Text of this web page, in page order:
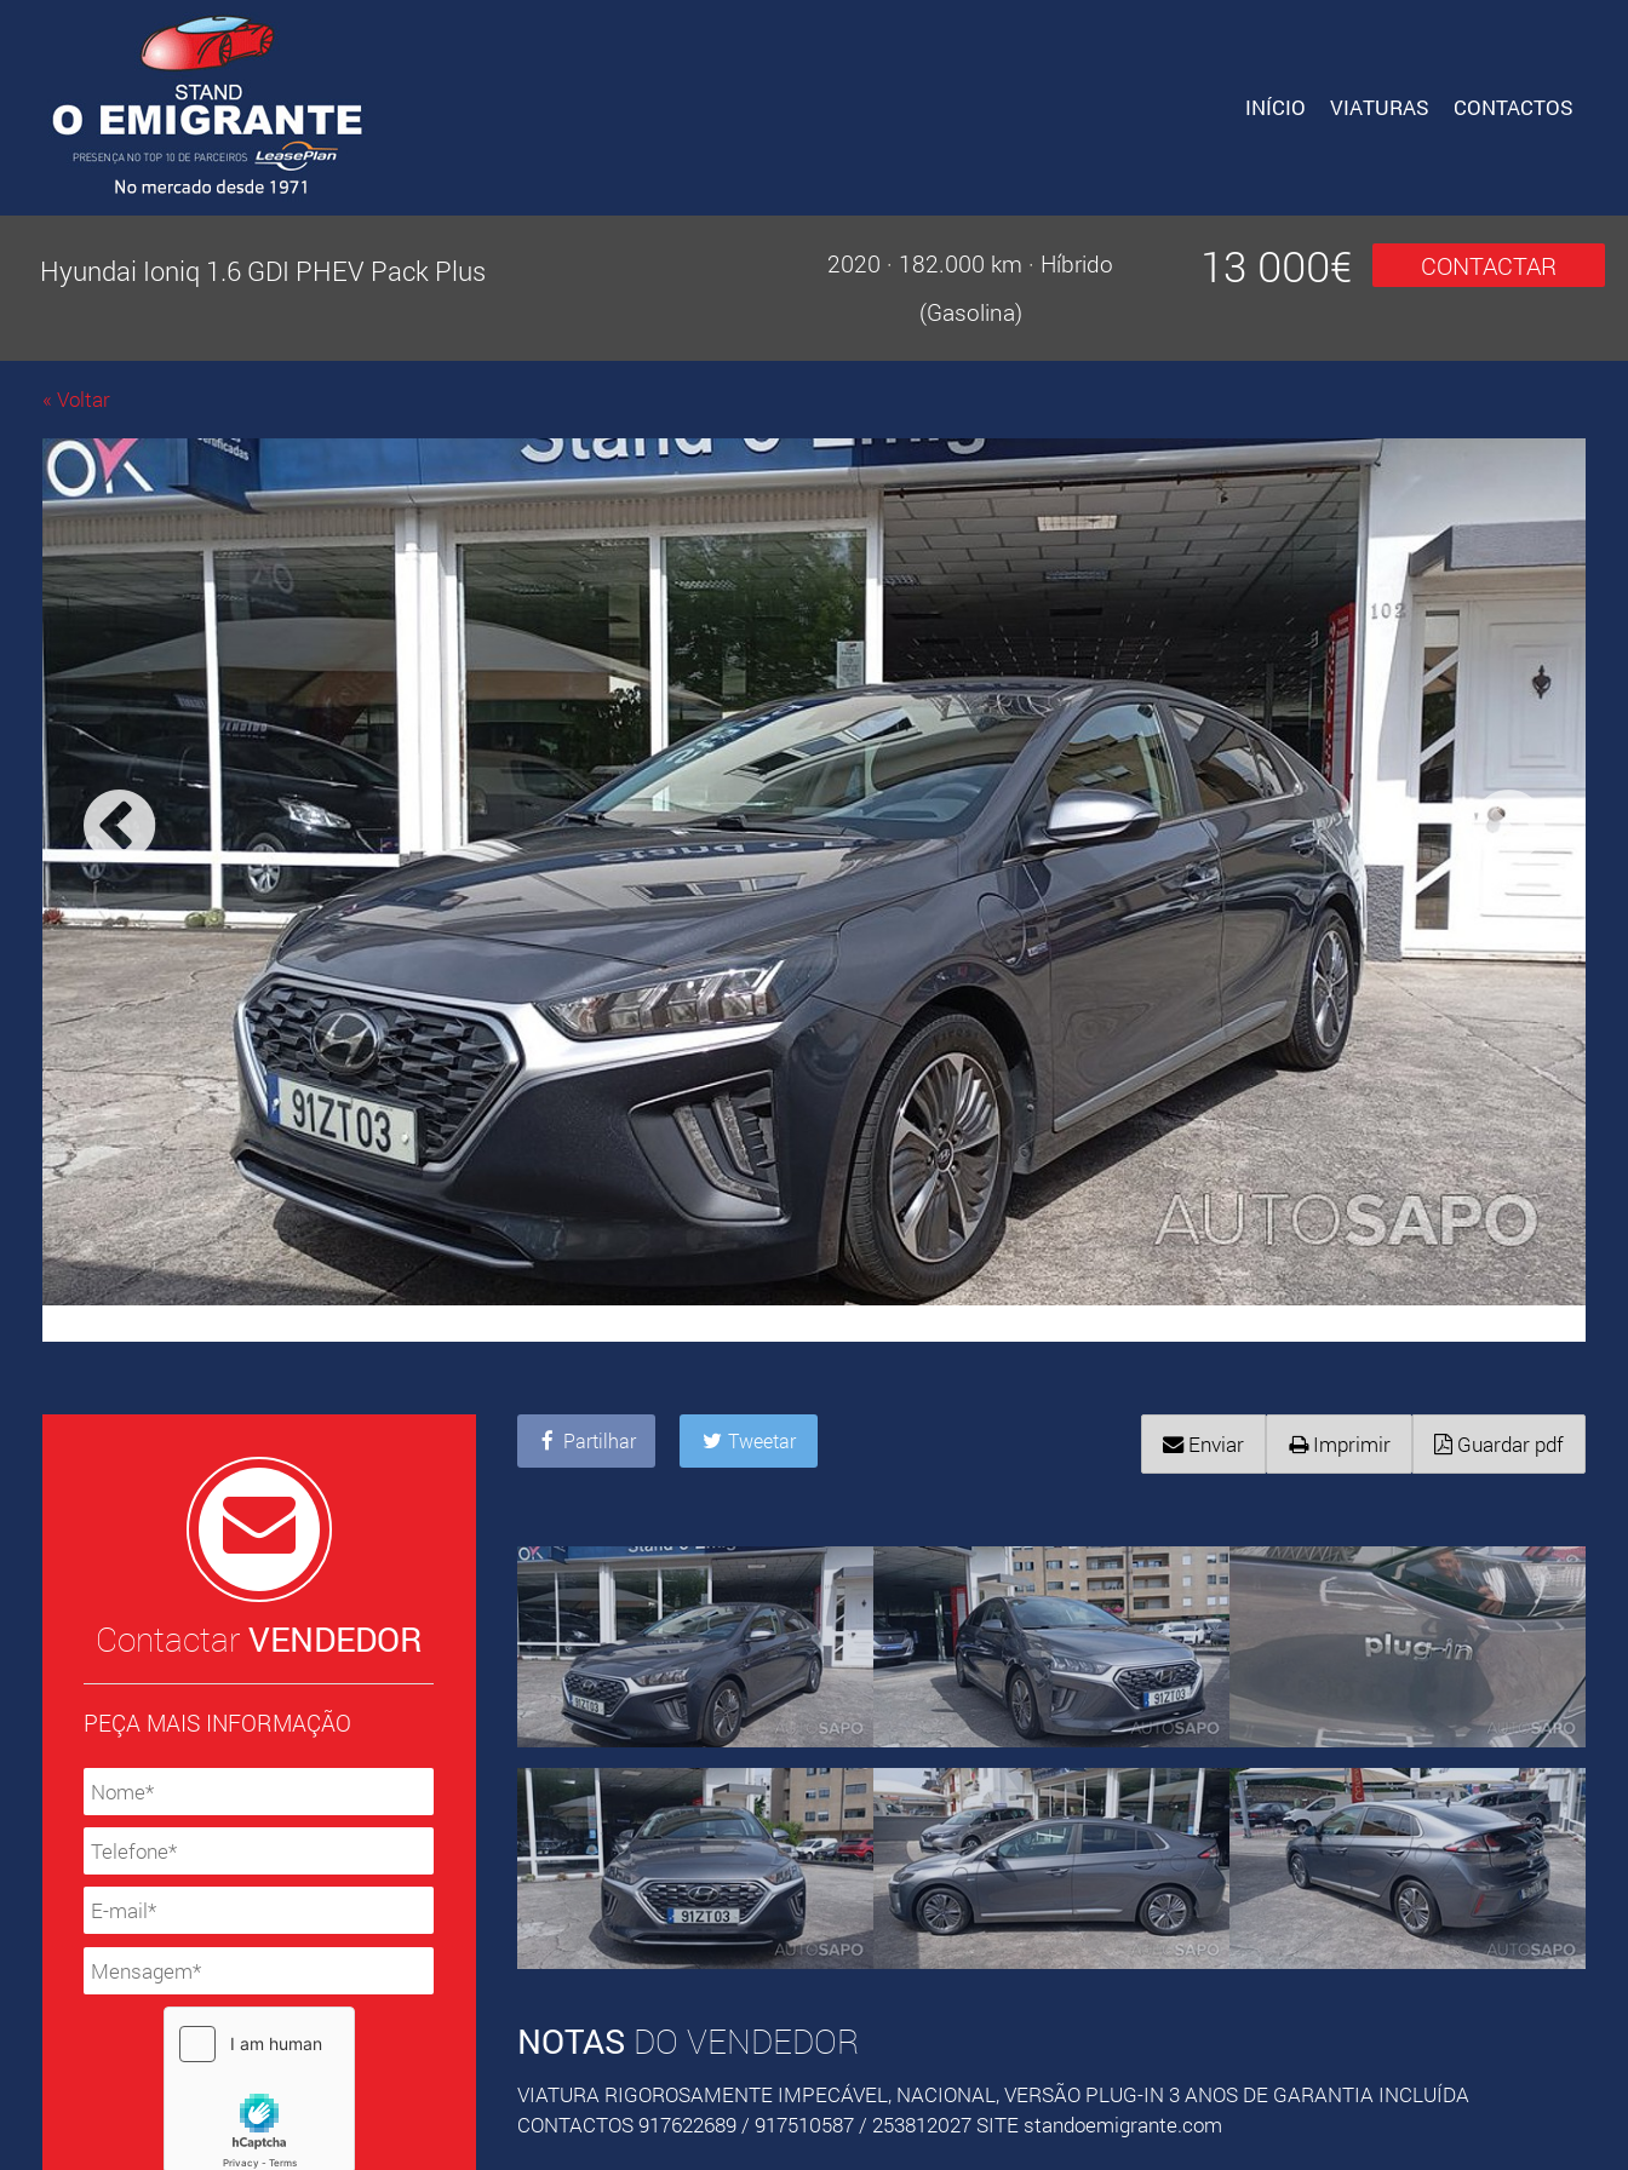
INÍCIO VIATURAS CONTACTOS
Hyundai Ioniq 1.6 GDI PHEV Pack Plus 2020 · 182.000 km · Híbrido
(Gasolina)
13 000€ CONTACTAR
« Voltar
ContactarVENDEDOR
PEÇA MAIS INFORMAÇÃO
Partilhar Tweetar Enviar Imprimir Guardar pdf
NOTAS DO VENDEDOR
VIATURA RIGOROSAMENTE IMPECÁVEL, NACIONAL, VERSÃO PLUG-IN 3 ANOS DE GARANTIA INCLUÍDA
CONTACTOS 917622689 / 917510587 / 253812027 SITE standoemigrante.com